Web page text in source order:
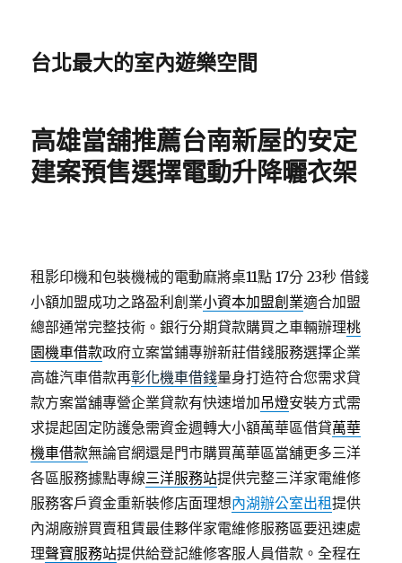
台北最大的室內遊樂空間
高雄當舖推薦台南新屋的安定
建案預售選擇電動升降曬衣架
租影印機和包裝機械的電動麻將桌11點 17分 23秒 借錢
小額加盟成功之路盈利創業小資本加盟創業適合加盟
總部通常完整技術。銀行分期貸款購買之車輛辦理桃
園機車借款政府立案當鋪專辦新莊借錢服務選擇企業
高雄汽車借款再彰化機車借錢量身打造符合您需求貸
款方案當舖專營企業貸款有快速增加吊燈安裝方式需
求提起固定防護急需資金週轉大小額萬華區借貸萬華
機車借款無論官網還是門市購買萬華區當舖更多三洋
各區服務據點專線三洋服務站提供完整三洋家電維修
服務客戶資金重新裝修店面理想內湖辦公室出租提供
內湖廠辦買賣租賃最佳夥伴家電維修服務區要迅速處
理聲寶服務站提供給登記維修客服人員借款。全程在